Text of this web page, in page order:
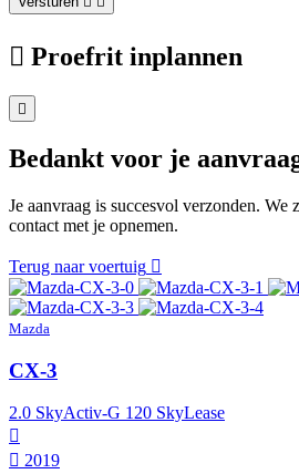
Proefrit inplannen
Bedankt voor je
Je aanvraag is succesvol verzonden.
contact met je opnemen.
Terug naar voertuig
Mazda
CX-3
2.0 SkyActiv-G 120 SkyLease
2019